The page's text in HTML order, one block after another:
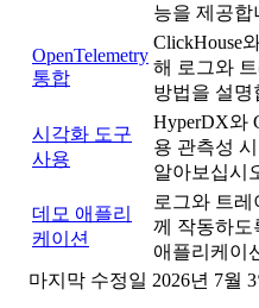
능을 제공합
OpenTelemetry
통합
ClickHouse
해 로그와
방법을 설명
시각화 도구
사용
HyperDX와
용 관측성
알아보십시
데모 애플리
케이션
로그와 트레
께 작동하도
애플리케이
마지막 수정일 2026년 7월